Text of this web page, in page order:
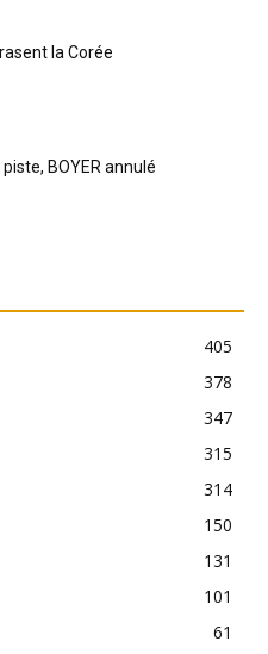
la Corée
piste, BOYER annulé
405
378
347
315
314
150
131
101
61